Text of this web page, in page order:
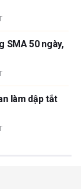
SMA 50 ngày,
làm dập tắt